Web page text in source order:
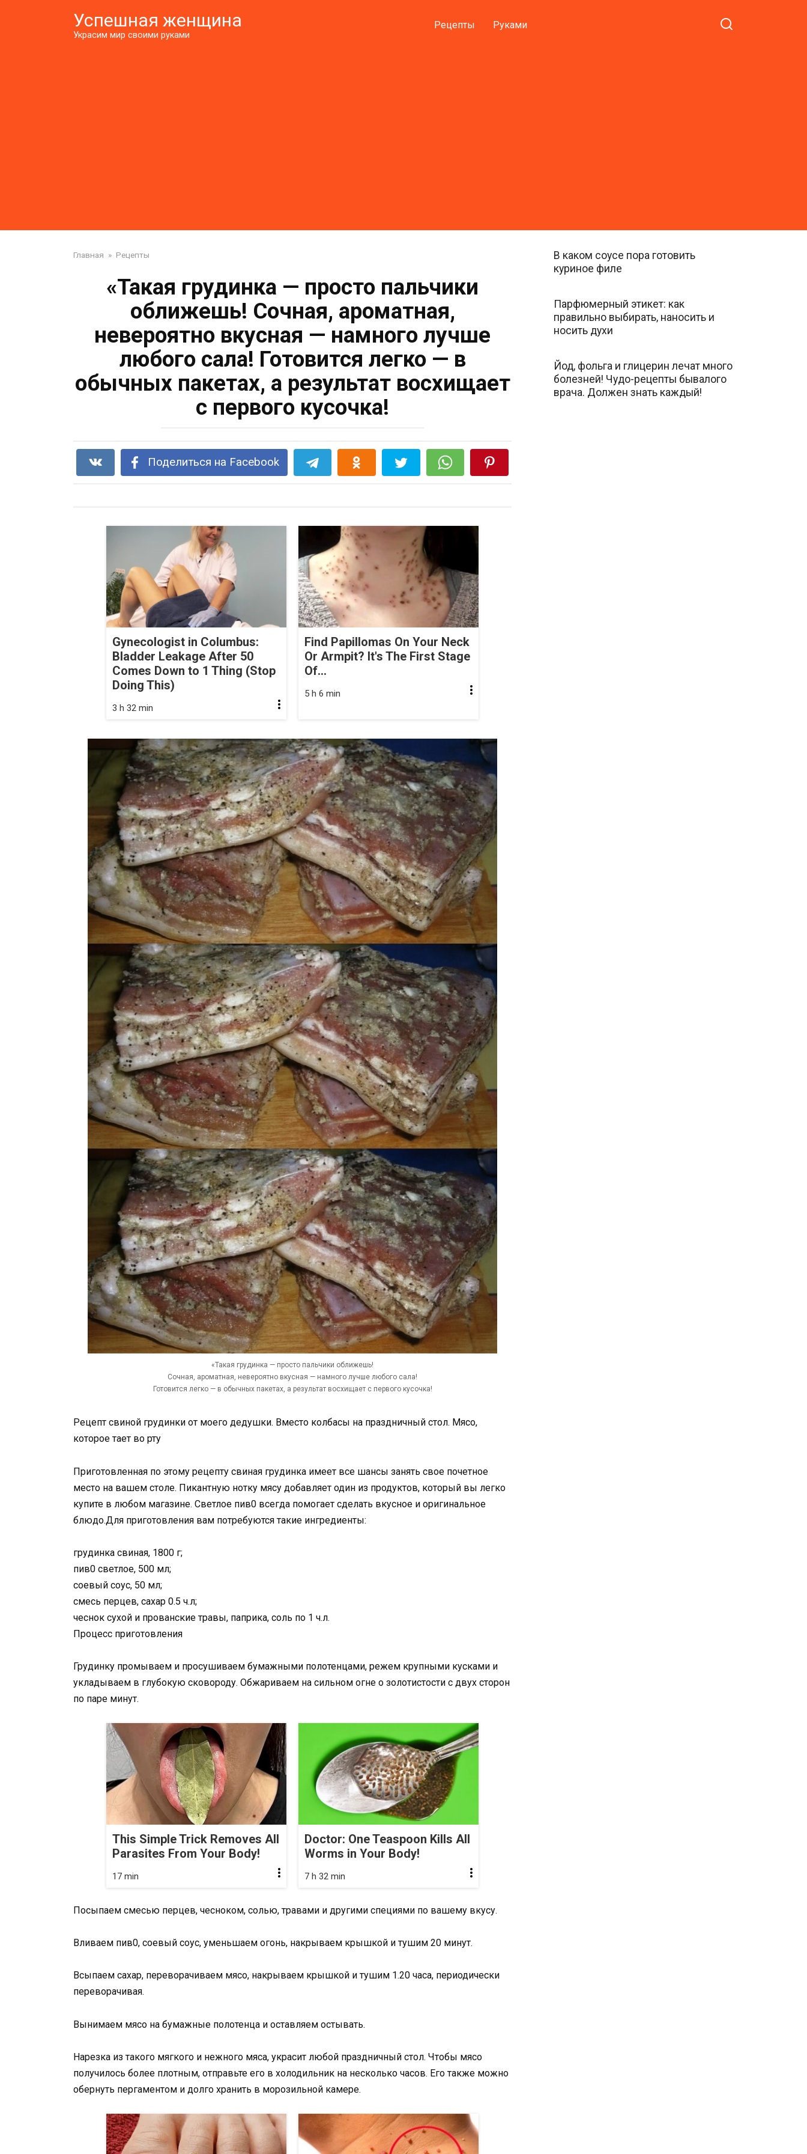
Успешная женщина
Украсим мир своими руками
Рецепты Руками
Главная » Рецепты
«Такая грудинка — просто пальчики
оближешь! Сочная, ароматная,
невероятно вкусная — намного лучше
любого сала! Готовится легко — в
обычных пакетах, а результат восхищает
с первого кусочка!
Поделиться на Facebook
Gynecologist in Columbus:
Bladder Leakage After 50
Comes Down to 1 Thing (Stop
Doing This)
3 h 32 min
Find Papillomas On Your Neck
Or Armpit? It's The First Stage
Of...
5 h 6 min
«Такая грудинка — просто пальчики оближешь!
Сочная, ароматная, невероятно вкусная — намного лучше любого сала!
Готовится легко — в обычных пакетах, а результат восхищает с первого кусочка!
Рецепт свиной грудинки от моего дедушки. Вместо колбасы на праздничный стол. Мясо,
которое тает во рту
Приготовленная по этому рецепту свиная грудинка имеет все шансы занять свое почетное
место на вашем столе. Пикантную нотку мясу добавляет один из продуктов, который вы легко
купите в любом магазине. Светлое пив0 всегда помогает сделать вкусное и оригинальное
блюдо.Для приготовления вам потребуются такие ингредиенты:
грудинка свиная, 1800 г;
пив0 светлое, 500 мл;
соевый соус, 50 мл;
смесь перцев, сахар 0.5 ч.л;
чеснок сухой и прованские травы, паприка, соль по 1 ч.л.
Процесс приготовления
Грудинку промываем и просушиваем бумажными полотенцами, режем крупными кусками и
укладываем в глубокую сковороду. Обжариваем на сильном огне о золотистости с двух сторон
по паре минут.
This Simple Trick Removes All
Parasites From Your Body!
17 min
Doctor: One Teaspoon Kills All
Worms in Your Body!
7 h 32 min
Посыпаем смесью перцев, чесноком, солью, травами и другими специями по вашему вкусу.
Вливаем пив0, соевый соус, уменьшаем огонь, накрываем крышкой и тушим 20 минут.
Всыпаем сахар, переворачиваем мясо, накрываем крышкой и тушим 1.20 часа, периодически
переворачивая.
Вынимаем мясо на бумажные полотенца и оставляем остывать.
Нарезка из такого мягкого и нежного мяса, украсит любой праздничный стол. Чтобы мясо
получилось более плотным, отправьте его в холодильник на несколько часов. Его также можно
обернуть пергаментом и долго хранить в морозильной камере.
В каком соусе пора готовить
куриное филе
Парфюмерный этикет: как
правильно выбирать, наносить и
носить духи
Йод, фольга и глицерин лечат много
болезней! Чудо-рецепты бывалого
врача. Должен знать каждый!